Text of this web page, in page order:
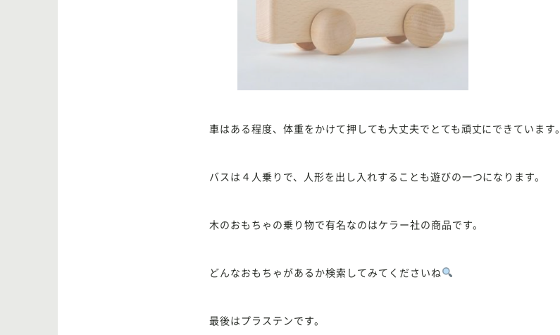
車はある程度、体重をかけて押しても大丈夫でとても頑丈にできています。
バスは４人乗りで、人形を出し入れすることも遊びの一つになります。
木のおもちゃの乗り物で有名なのはケラー社の商品です。
どんなおもちゃがあるか検索してみてくださいね
最後はプラステンです。